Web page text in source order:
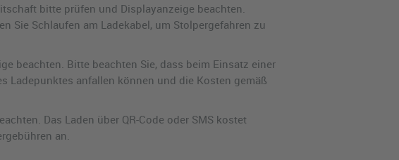
bitte prüfen und Displayanzeige beachten.
Sie Schlaufen am Ladekabel, um Stolpergefahren zu
beachten. Bitte beachten Sie, dass beim Einsatz einer
Ladepunktes anfallen können und die Kosten gemäß
Das Laden über QR-Code oder SMS kostet
an.